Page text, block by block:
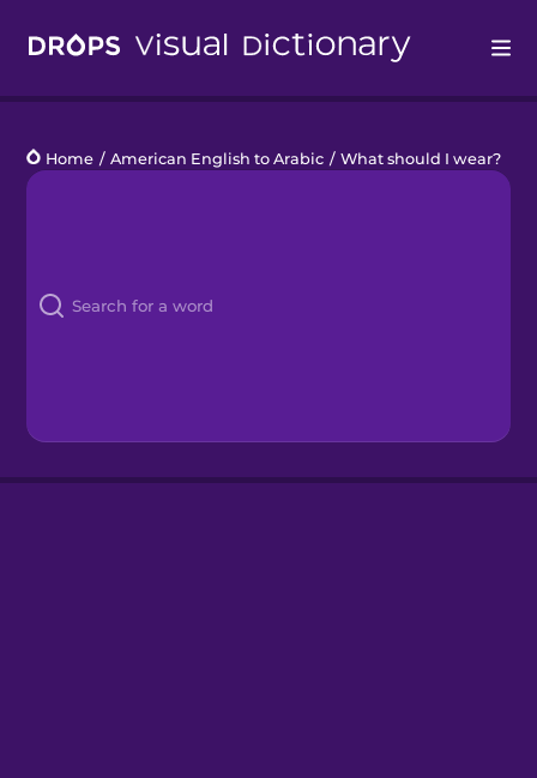
Languages
Kahoot!
Home / American English to Arabic / What should I wear?